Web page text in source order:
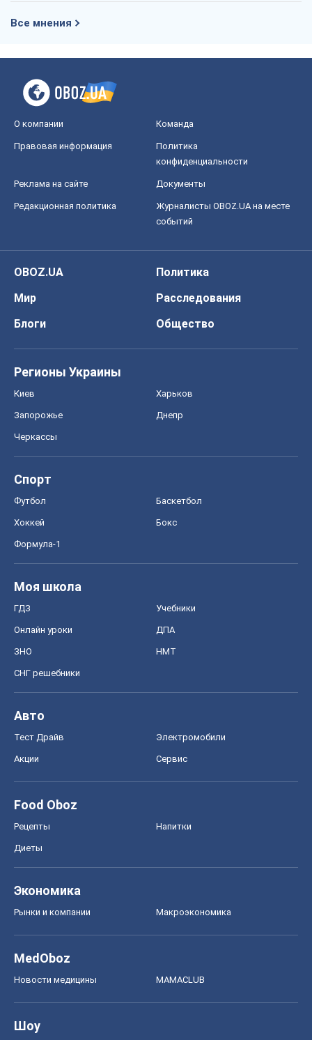
Все мнения
О компании Команда
Правовая информация
Политика
конфиденциальности
Реклама на сайте Документы
Редакционная политика
Журналисты OBOZ.UA на месте
событий
OBOZ.UA
Политика
Мир
Расследования
Блоги
Общество
Регионы Украины
Киев Харьков
Запорожье Днепр
Черкассы
Спорт
Футбол Баскетбол
Хоккей Бокс
Формула-1
Моя школа
ГДЗ Учебники
Онлайн уроки ДПА
ЗНО НМТ
СНГ решебники
Авто
Тест Драйв Электромобили
Акции Сервис
Food Oboz
Рецепты Напитки
Диеты
Экономика
Рынки и компании Mакроэкономика
MedOboz
Новости медицины MAMACLUB
Шоу